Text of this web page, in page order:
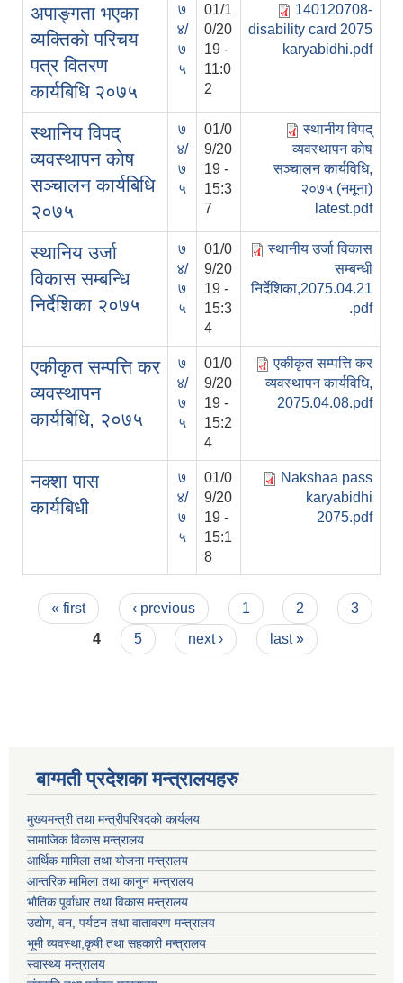
अपाङ्गता भएका
व्यक्तिकाे परिचय
पत्र वितरण
कार्यबिधि २०७५
७
४/
७
५
01/1
0/20
19 -
11:0
2
140120708-
disability card 2075
karyabidhi.pdf
स्थानिय विपद्
व्यवस्थापन काेष
सञ्चालन कार्यबिधि
२०७५
७
४/
७
५
01/0
9/20
19 -
15:3
7
स्थानीय विपद्
व्यवस्थापन कोष
सञ्चालन कार्यविधि,
२०७५ (नमूना)
latest.pdf
स्थानिय उर्जा
विकास सम्बन्धि
निर्देशिका २०७५
७
४/
७
५
01/0
9/20
19 -
15:3
4
स्थानीय उर्जा विकास
सम्बन्धी
निर्देशिका,2075.04.21
.pdf
एकीकृत सम्पत्ति कर
व्यवस्थापन
कार्यबिधि, २०७५
७
४/
७
५
01/0
9/20
19 -
15:2
4
एकीकृत सम्पत्ति कर
व्यवस्थापन कार्यविधि,
2075.04.08.pdf
नक्शा पास
कार्यबिधी
७
४/
७
५
01/0
9/20
19 -
15:1
8
Nakshaa pass
karyabidhi
2075.pdf
Pages
« first ‹ previous 1 2
3
4
5 next › last »
बाग्मती प्रदेशका मन्त्रालयहरु
मुख्यमन्त्री तथा मन्त्रीपरिषदकाे कार्यलय
सामाजिक विकास मन्त्रालय
आर्थिक मामिला तथा याेजना मन्त्रालय
आन्तरिक मामिला तथा कानुन मन्त्रालय
भाैतिक पूर्वाधार तथा विकास मन्त्रालय
उद्याेग, वन, पर्यटन तथा वातावरण मन्त्रालय
भूमी व्यवस्था,कृषी तथा सहकारी मन्त्रालय
स्वास्थ्य मन्त्रालय